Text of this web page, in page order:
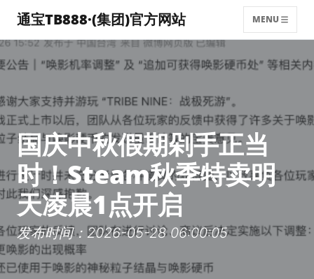
通宝TB888·(集团)官方网站 MENU
国庆中秋假期剁手正当
时！Steam秋季特卖明
天凌晨1点开启
发布时间：2026-05-28 06:00:05